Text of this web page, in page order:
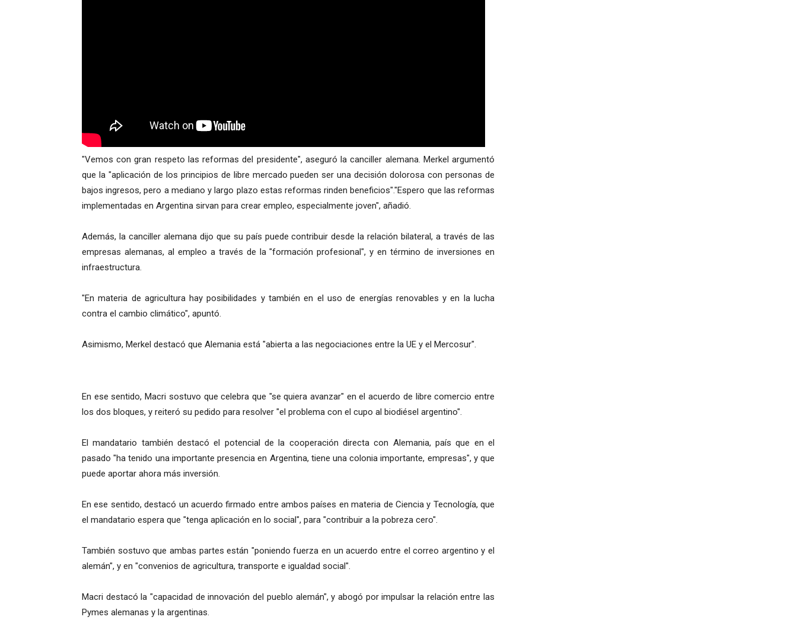
"Vemos con gran respeto las reformas del presidente", aseguró la canciller alemana. Merkel argumentó
que la "aplicación de los principios de libre mercado pueden ser una decisión dolorosa con personas de
bajos ingresos, pero a mediano y largo plazo estas reformas rinden beneficios"."Espero que las reformas
implementadas en Argentina sirvan para crear empleo, especialmente joven", añadió.
Además, la canciller alemana dijo que su país puede contribuir desde la relación bilateral, a través de las
empresas alemanas, al empleo a través de la "formación profesional", y en término de inversiones en
infraestructura.
"En materia de agricultura hay posibilidades y también en el uso de energías renovables y en la lucha
contra el cambio climático", apuntó.
Asimismo, Merkel destacó que Alemania está "abierta a las negociaciones entre la UE y el Mercosur".
En ese sentido, Macri sostuvo que celebra que "se quiera avanzar" en el acuerdo de libre comercio entre
los dos bloques, y reiteró su pedido para resolver "el problema con el cupo al biodiésel argentino".
El mandatario también destacó el potencial de la cooperación directa con Alemania, país que en el
pasado "ha tenido una importante presencia en Argentina, tiene una colonia importante, empresas", y que
puede aportar ahora más inversión.
En ese sentido, destacó un acuerdo firmado entre ambos países en materia de Ciencia y Tecnología, que
el mandatario espera que "tenga aplicación en lo social", para "contribuir a la pobreza cero".
También sostuvo que ambas partes están "poniendo fuerza en un acuerdo entre el correo argentino y el
alemán", y en "convenios de agricultura, transporte e igualdad social".
Macri destacó la "capacidad de innovación del pueblo alemán", y abogó por impulsar la relación entre las
Pymes alemanas y la argentinas.